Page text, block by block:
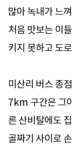
많아 녹내가 느
처음 맛보는 이
키지 못하고 도
미산리 버스 종
7km 구간은 그
른 산비탈에도
골짜기 사이로